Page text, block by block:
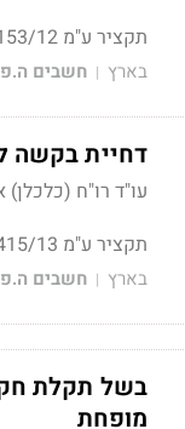
תקציר ע"מ 18153/12 פקיד שומה תל אביב 4 נ' תות אירופה בע"מ
בארץ | חשבים
דחיית בקשה
עו"ד רו"ח (כלכלן)
תקציר ע"מ 15415/13 אביבה פרידמן נ' מנהל מע"מ רמלה
בארץ | חשבים
בשל תקלת
מופחת